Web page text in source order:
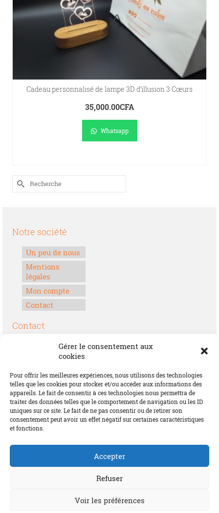
Gérer le consentement aux
cookies
Pour offrir les meilleures expériences, nous utilisons des technologies
telles que les cookies pour stocker et/ou accéder aux informations des
appareils. Le fait de consentir à ces technologies nous permettra de
traiter des données telles que le comportement de navigation ou les ID
uniques sur ce site. Le fait de ne pas consentir ou de retirer son
consentement peut avoir un effet négatif sur certaines caractéristiques
et fonctions.
Accepter
Refuser
Voir les préférences
Cadeau personnalisé de lampe 3D d’illusion 3 Cœurs
35,000.00CFA
Whatsapp
Rechercher :
Notre société
Un peu de nous
Mentions
légales
Mon compte
Contact
Contact
Boulevard Félix Houphouët-Boigny
contact@offrirdubonheur.com
Blog
© 2026 Offrir du Bonheur by MIFA